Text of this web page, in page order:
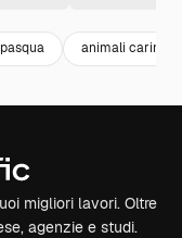
pasqua animali carini
migliori lavori. Oltre
agenzie e studi.